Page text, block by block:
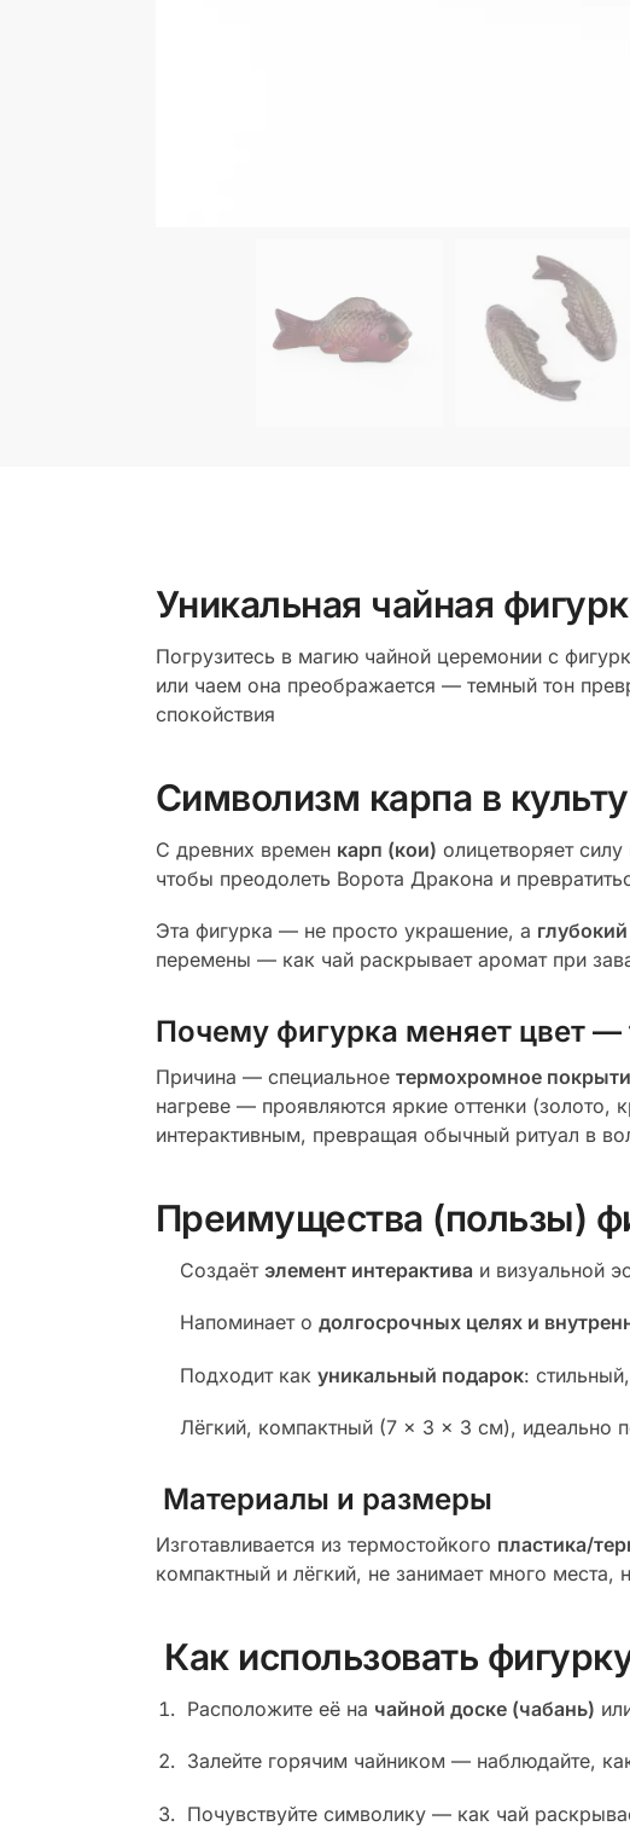
Уникальная чайная
Погрузитесь в магию чайной церемонии с
или чаем она преображается — темный тон
спокойствия
Символизм карпа в
С древних времен карп (кои) олицетворяет
чтобы преодолеть Ворота Дракона и
Эта фигурка — не просто украшение, а
перемены — как чай раскрывает аромат при
Почему фигурка меняет цвет —
Причина — специальное термохромное
нагреве — проявляются яркие оттенки
интерактивным, превращая обычный ритуал в
Преимущества (пользы)
Создаёт элемент интерактива и визуальной
Напоминает о долгосрочных целях и
Подходит как уникальный подарок:
Лёгкий, компактный (7 × 3 × 3 см), идеально
Материалы и размеры
Изготавливается из термостойкого пластика/
компактный и лёгкий, не занимает много
Как использовать
Расположите её на чайной доске (чабань)
Залейте горячим чайником — наблюдайте,
Почувствуйте символику — как чай